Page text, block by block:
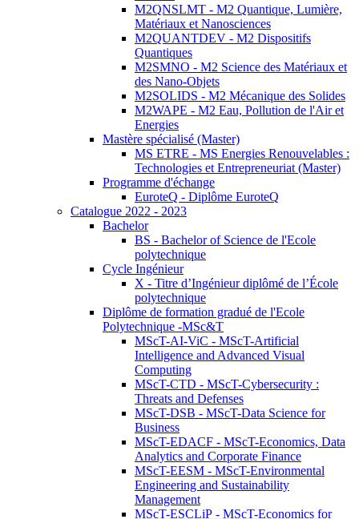
M2QNSLMT - M2 Quantique, Lumière,
Matériaux et Nanosciences
M2QUANTDEV - M2 Dispositifs
Quantiques
M2SMNO - M2 Science des Matériaux et
des Nano-Objets
M2SOLIDS - M2 Mécanique des Solides
M2WAPE - M2 Eau, Pollution de l'Air et
Energies
Mastère spécialisé (Master)
MS ETRE - MS Energies Renouvelables :
Technologies et Entrepreneuriat (Master)
Programme d'échange
EuroteQ - Diplôme EuroteQ
Catalogue 2022 - 2023
Bachelor
BS - Bachelor of Science de l'Ecole
polytechnique
Cycle Ingénieur
X - Titre d’Ingénieur diplômé de l’École
polytechnique
Diplôme de formation gradué de l'Ecole
Polytechnique -MSc&T
MScT-AI-ViC - MScT-Artificial
Intelligence and Advanced Visual
Computing
MScT-CTD - MScT-Cybersecurity :
Threats and Defenses
MScT-DSB - MScT-Data Science for
Business
MScT-EDACF - MScT-Economics, Data
Analytics and Corporate Finance
MScT-EESM - MScT-Environmental
Engineering and Sustainability
Management
MScT-ESCLiP - MScT-Economics for